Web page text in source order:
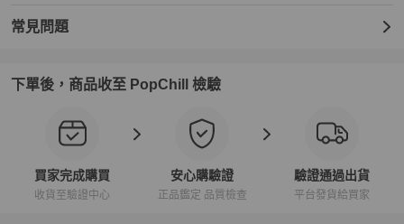
常見問題
下單後，商品收至 PopChill 檢驗
買家完成購買
收貨至驗證中心
安心購驗證
正品鑑定 品質檢查
驗證通過出貨
平台發貨給買家